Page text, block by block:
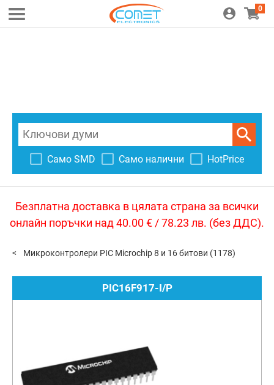
0
Само SMD Само налични HotPrice
Безплатна доставка в цялата страна за всички
онлайн поръчки над 40.00 € / 78.23 лв. (без ДДС).
Микроконтролери PIC Microchip 8 и 16 битови (1178)
PIC16F917-I/P